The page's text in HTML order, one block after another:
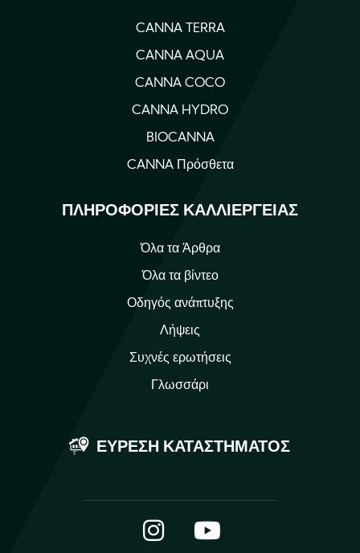
CANNA TERRA
CANNA AQUA
CANNA COCO
CANNA HYDRO
BIOCANNA
CANNA Πρόσθετα
ΠΛΗΡΟΦΟΡΊΕΣ ΚΑΛΛΙΈΡΓΕΙΑΣ
Όλα τα Άρθρα
Όλα τα βίντεο
Οδηγός ανάπτυξης
Λήψεις
Συχνές ερωτήσεις
Γλωσσάρι
ΕΎΡΕΣΗ ΚΑΤΑΣΤΉΜΑΤΟΣ
Instagram
YouTube